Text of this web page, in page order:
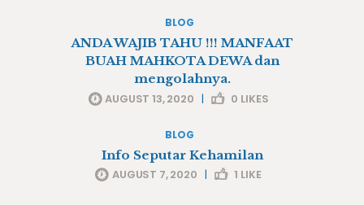
BLOG
ANDA WAJIB TAHU !!! MANFAAT
BUAH MAHKOTA DEWA dan
mengolahnya.
AUGUST 13, 2020 | 0 LIKES
BLOG
Info Seputar Kehamilan
AUGUST 7, 2020 | 1 LIKE